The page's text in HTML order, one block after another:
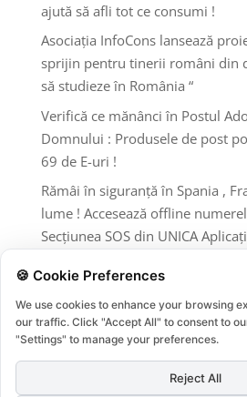
ajută să afli tot ce consumi !
Asociația InfoCons lansează
sprijin pentru tinerii români din
să studieze în România “
Verifică ce mănânci în Postul
Domnului : Produsele de post
69 de E-uri !
Rămâi în siguranță în Spania ,
lume ! Accesează offline
Secțiunea SOS din UNICA
Comentarii
Niciun comentariu de arătat.
🍪 Cookie Preferences
We use cookies to enhance your browsing
our traffic. Click "Accept All" to consent to
"Settings" to manage your preferences.
Reject All